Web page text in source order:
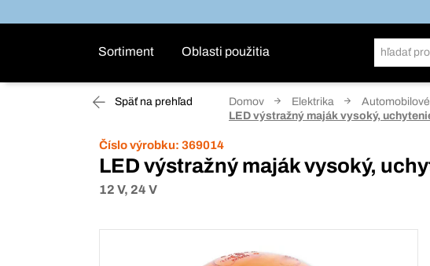
Sortiment Oblasti použitia
Späť na prehľad Domov Elektrika
LED výstražný maják vysoký,
Číslo výrobku: 369014
LED výstražný maják vysoký,
12 V, 24 V